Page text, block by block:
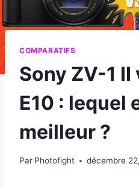
COMPARATIFS
Sony ZV-1
E10 : lequel
meilleur ?
Par Photofight décembre